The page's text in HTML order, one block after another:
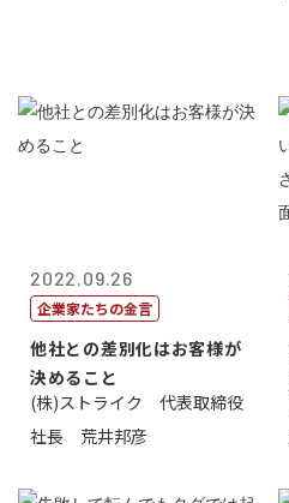
2022.09.26
企業家たちの金言
他社との差別化はお客様が
決めること
(株)ストライク 代表取締役
社長 荒井邦彦